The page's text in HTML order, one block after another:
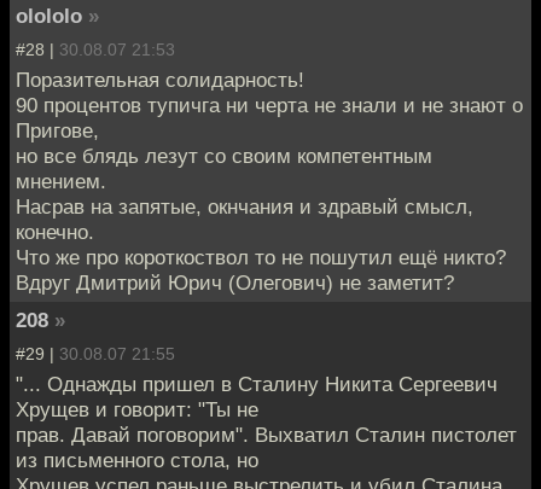
olololo »
#28 | 30.08.07 21:53
Поразительная солидарность!
90 процентов тупичга ни черта не знали и не знают о
Пригове,
но все блядь лезут со своим компетентным
мнением.
Насрав на запятые, окнчания и здравый смысл,
конечно.
Что же про короткоствол то не пошутил ещё никто?
Вдруг Дмитрий Юрич (Олегович) не заметит?
208 »
#29 | 30.08.07 21:55
"... Однажды пришел в Сталину Никита Сергеевич
Хрущев и говорит: "Ты не
прав. Давай поговорим". Выхватил Сталин пистолет
из письменного стола, но